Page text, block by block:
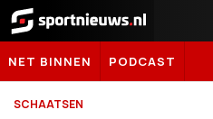
Sportnieuws.nl
NET BINNEN PODCAST
SCHAATSEN